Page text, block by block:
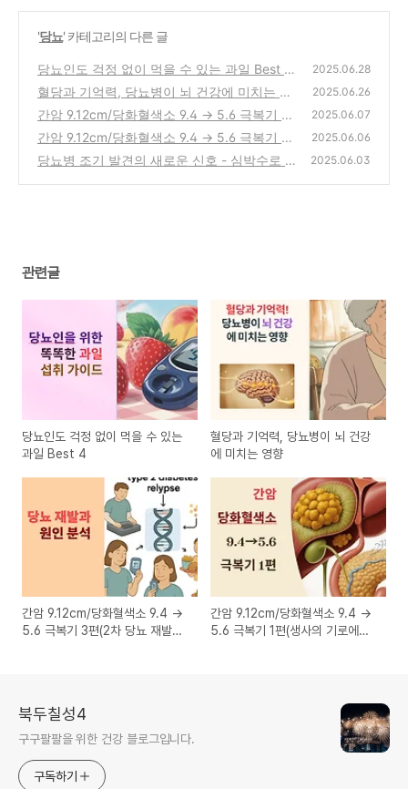
'당뇨' 카테고리의 다른 글
당뇨인도 걱정 없이 먹을 수 있는 과일 Best 4
(0)
2025.06.28
혈당과 기억력, 당뇨병이 뇌 건강에 미치는 영
향
(0)
2025.06.26
간암 9.12cm/당화혈색소 9.4 → 5.6 극복기 3
편(2차 당뇨 재발과 그 원인 분석)
(0)
2025.06.07
간암 9.12cm/당화혈색소 9.4 → 5.6 극복기 1
편(생사의 기로에서 만난 간암, 그리고 희망)
2025.06.06
당뇨병 조기 발견의 새로운 신호 - 심박수로 건
2025.06.03
관련글
당뇨인도 걱정 없이 먹을 수 있는
과일 Best 4
혈당과 기억력, 당뇨병이 뇌 건강
에 미치는 영향
간암 9.12cm/당화혈색소 9.4 →
5.6 극복기 3편(2차 당뇨 재발과
간암 9.12cm/당화혈색소 9.4 →
5.6 극복기 1편(생사의 기로에서
북두칠성4
구구팔팔을 위한 건강 블로그입니다.
구독하기